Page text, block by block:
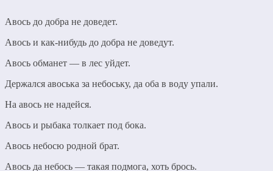
Авось до добра не доведет.
Авось и как-нибудь до добра не доведут.
Авось обманет — в лес уйдет.
Держался авоська за небоську, да оба в воду упали.
На авось не надейся.
Авось и рыбака толкает под бока.
Авось небосю родной брат.
Авось да небось — такая подмога, хоть брось.